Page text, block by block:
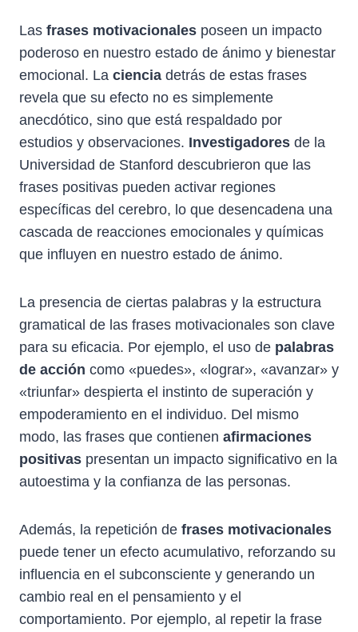
Las frases motivacionales poseen un impacto
poderoso en nuestro estado de ánimo y bienestar
emocional. La ciencia detrás de estas frases
revela que su efecto no es simplemente
anecdótico, sino que está respaldado por
estudios y observaciones. Investigadores de la
Universidad de Stanford descubrieron que las
frases positivas pueden activar regiones
específicas del cerebro, lo que desencadena una
cascada de reacciones emocionales y químicas
que influyen en nuestro estado de ánimo.
La presencia de ciertas palabras y la estructura
gramatical de las frases motivacionales son clave
para su eficacia. Por ejemplo, el uso de palabras
de acción como «puedes», «lograr», «avanzar» y
«triunfar» despierta el instinto de superación y
empoderamiento en el individuo. Del mismo
modo, las frases que contienen afirmaciones
positivas presentan un impacto significativo en la
autoestima y la confianza de las personas.
Además, la repetición de frases motivacionales
puede tener un efecto acumulativo, reforzando su
influencia en el subconsciente y generando un
cambio real en el pensamiento y el
comportamiento. Por ejemplo, al repetir la frase